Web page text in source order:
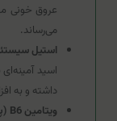
عروق خونی
می‌رساند.
استیل
اسید
داشته و به
ویتامین B6 (پیریدوکسین):